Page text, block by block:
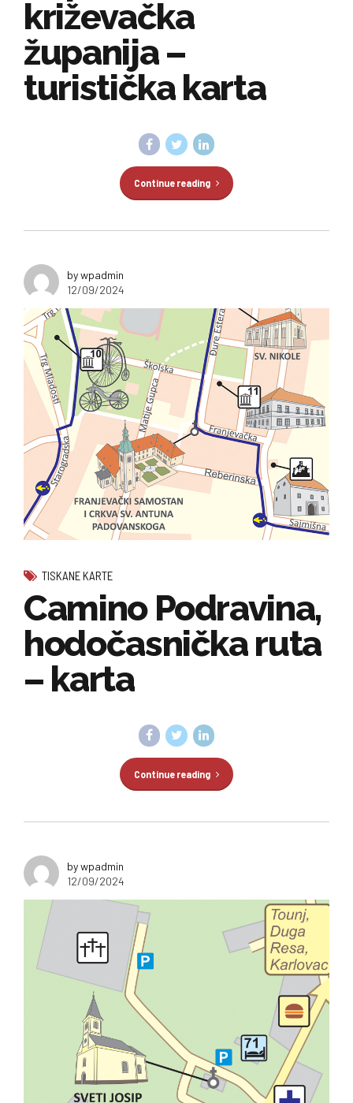
križevačka
županija –
turistička karta
Continue reading
by wpadmin
12/09/2024
TISKANE KARTE
Camino Podravina,
hodočasnička ruta
– karta
Continue reading
by wpadmin
12/09/2024